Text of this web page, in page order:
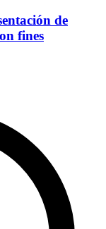
de
fines